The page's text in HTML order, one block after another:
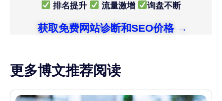
排名提升
流量激增 询盘不断
获取免费网站诊断和SEO价格 →
更多博文推荐阅读